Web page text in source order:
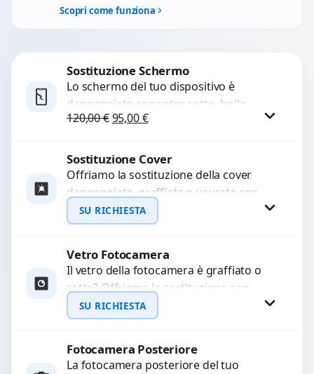
Scopri come funziona
Sostituzione Schermo
Lo schermo del tuo dispositivo è
danneggiato con vetro rotto, bolle,
macchie, schermo nero o pixel morti?
120,00€Il prezzo originale era: 120,00 €.
95,00€Il prezzo attuale è: 95,00 €.
Procedi
Sostituzione Cover
Offriamo la sostituzione della cover
danneggiata, graffiata o usurata con
ricambi di alta qualità e garantiti.
Ripristiniamo l’aspetto estetico e...
SU RICHIESTA
Richiedi Preventivo
WhatsApp
Vetro Fotocamera
Il vetro della fotocamera è graffiato o
rotto? Offriamo la sostituzione con
ricambi di alta qualità garantiti per 3
mesi....
SU RICHIESTA
Richiedi Preventivo
Fotocamera Posteriore
La fotocamera posteriore del tuo